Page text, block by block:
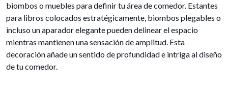
biombos o muebles para definir tu área de comedor. Estantes
para libros colocados estratégicamente, biombos plegables o
incluso un aparador elegante pueden delinear el espacio
mientras mantienen una sensación de amplitud. Esta
decoración añade un sentido de profundidad e intriga al diseño
de tu comedor.